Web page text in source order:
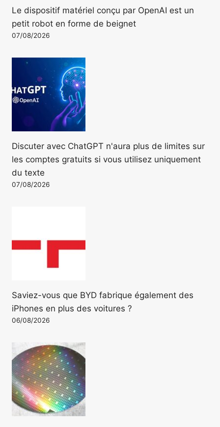
Le dispositif matériel conçu par OpenAI est un
petit robot en forme de beignet
07/08/2026
Discuter avec ChatGPT n'aura plus de limites sur
les comptes gratuits si vous utilisez uniquement
du texte
07/08/2026
Saviez-vous que BYD fabrique également des
iPhones en plus des voitures ?
06/08/2026